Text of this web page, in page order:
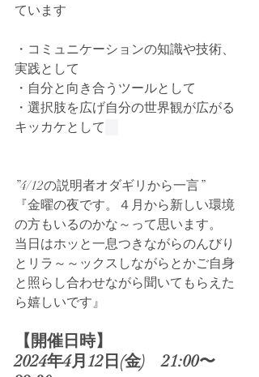
ています
・コミュニケーションの知識や技術、
実践として
・自分と向き合うツールとして
・選択肢を広げ自分の世界観が広がる
キッカケとして
”4/12の説明者オダギリから一言”
『金曜の夜です。４月から新しい環境
の方もいるのかな～って思います。
当日はホッと一息つきながらのんびり
とリラ～～ックスしながらとかご自身
と照らし合わせながら聞いてもらえた
ら嬉しいです』
【開催日時】
2024年4月12日(金)    21:00〜